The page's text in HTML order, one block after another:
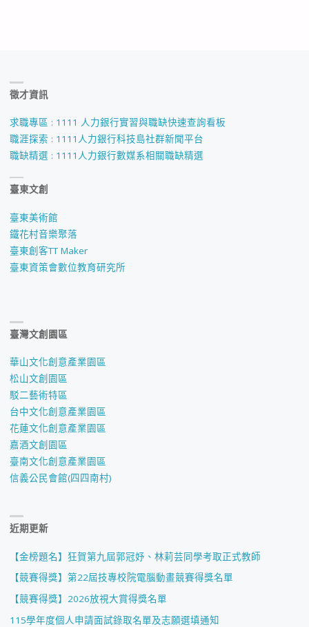
徵才資訊
求職專區 : 1111 人力銀行實習與職缺快速查詢看板
職涯探索 : 1111人力銀行科技島社群新聞平台
職缺精選 : 1111人力銀行數媒系相關職缺精選
臺東文創
臺東美術館
鐵花村音樂聚落
臺東創客TT Maker
臺東資策會數位教育研究所
臺灣文創園區
華山文化創意產業園區
松山文創園區
駁二藝術特區
台中文化創意產業園區
花蓮文化創意產業園區
嘉酒文創園區
臺南文化創意產業園區
信義公民會館(四四南村)
近期更新
【金榜題名】狂賀第九屆郭冠妤、林莉芸同學考取正式教師
【競賽得獎】第22屆技專校院電腦動畫競賽得獎名單
【競賽得獎】2026放視大賞得獎名單
115學年度個人申請面試錄取名單及志願選填通知